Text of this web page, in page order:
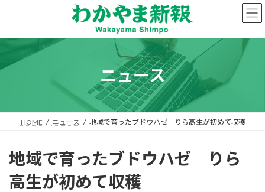
ン
へ
プ
ー
ョ
動
ニュース
HOME ニュース 地域で育ったブドウハゼ りら高生が初めて収穫
地域で育ったブドウハゼ りら
高生が初めて収穫